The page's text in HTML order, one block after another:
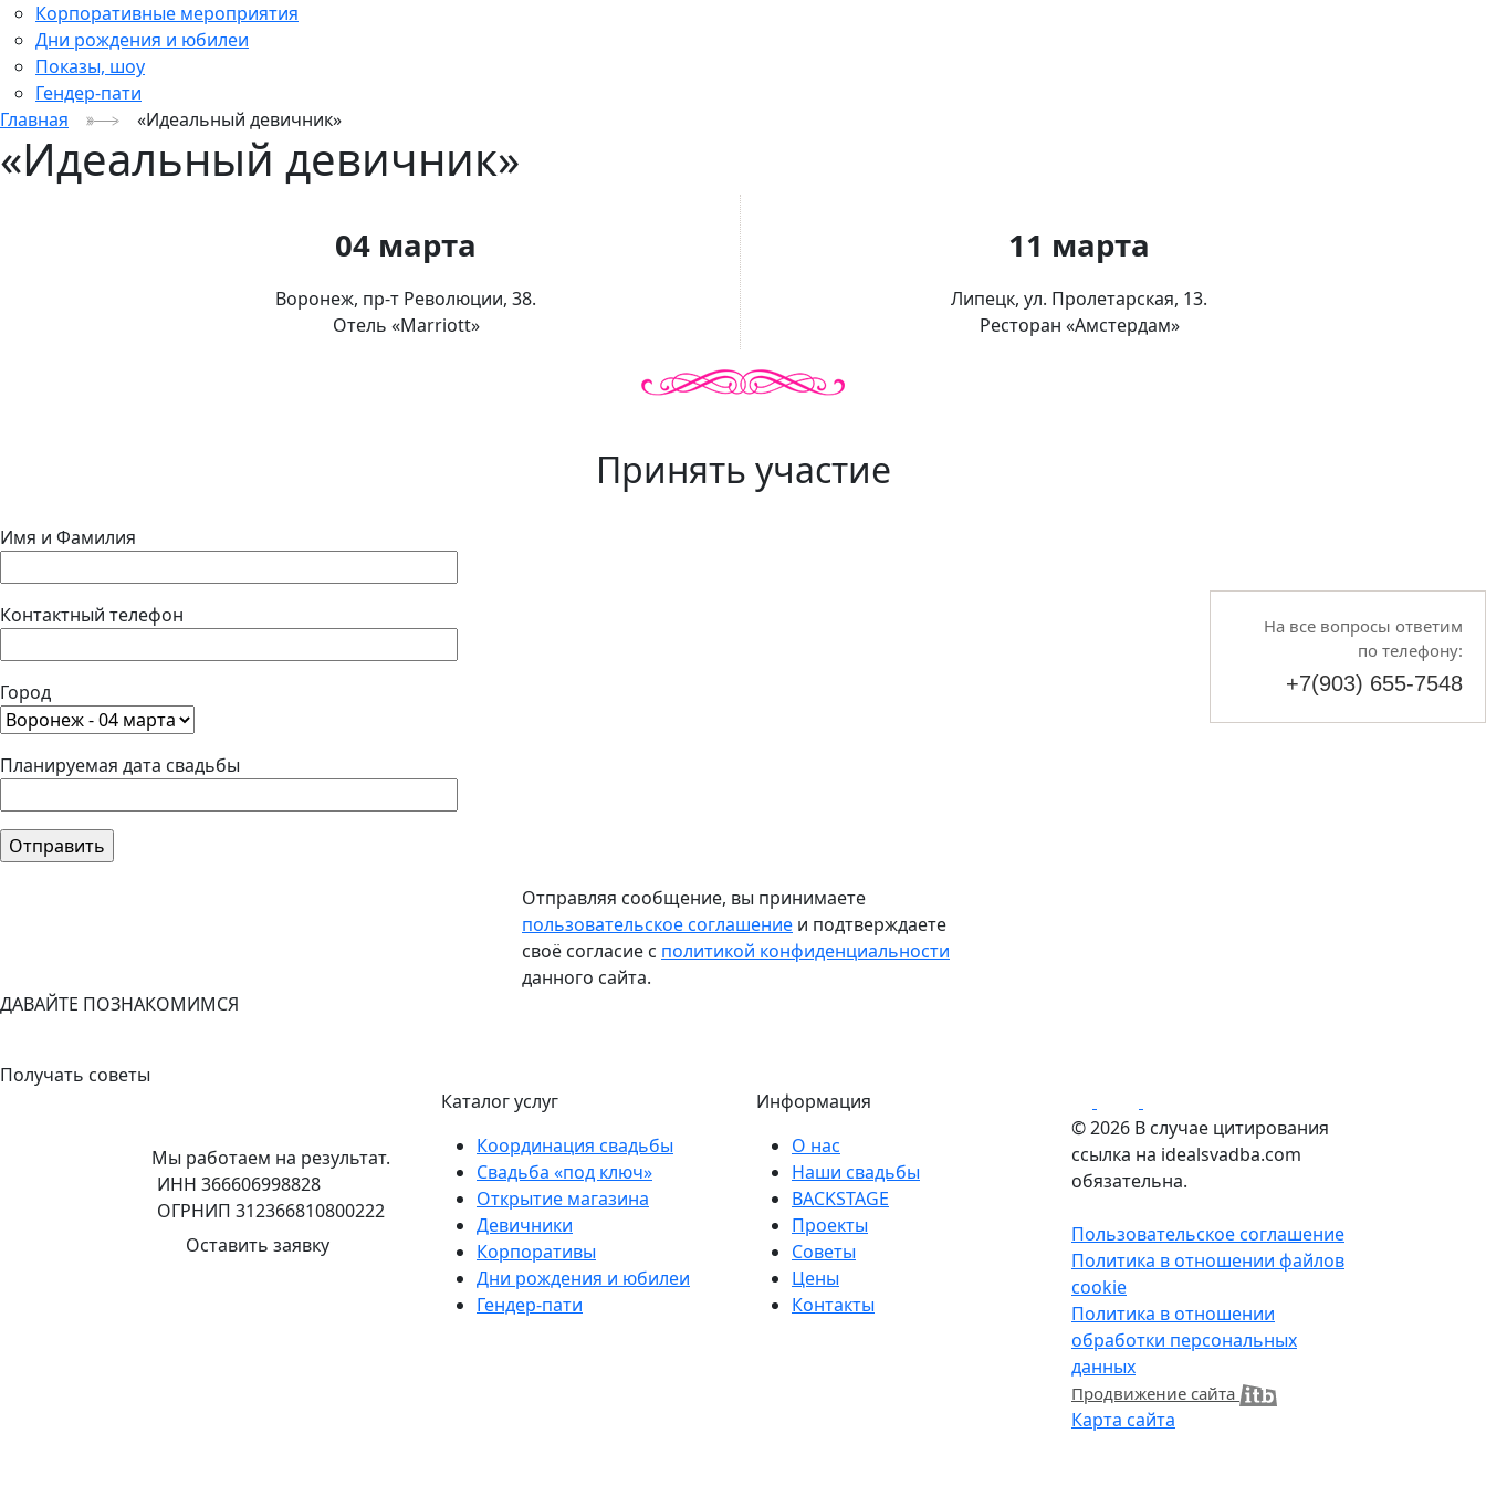
Корпоративные мероприятия
Дни рождения и юбилеи
Показы, шоу
Гендер-пати
Главная «Идеальный девичник»
«Идеальный девичник»
04 марта
Воронеж, пр-т Революции, 38.
Отель «Marriott»
11 марта
Липецк, ул. Пролетарская, 13.
Ресторан «Амстердам»
Принять участие
На все вопросы ответим
по телефону:
+7(903) 655-7548
Имя и Фамилия
Контактный телефон
Город
Планируемая дата свадьбы
Отправляя сообщение, вы принимаете
пользовательское соглашение и подтверждаете
своё согласие с политикой конфиденциальности
данного сайта.
ДАВАЙТЕ ПОЗНАКОМИМСЯ
Получать советы
Мы работаем на результат.
ИНН 366606998828
ОГРНИП 312366810800222
Оставить заявку
Каталог услуг
Координация свадьбы
Свадьба «под ключ»
Открытие магазина
Девичники
Корпоративы
Дни рождения и юбилеи
Гендер-пати
Информация
О нас
Наши свадьбы
BACKSTAGE
Проекты
Советы
Цены
Контакты
© 2026 В случае цитирования
ссылка на idealsvadba.com
обязательна.
Пользовательское соглашение
Политика в отношении файлов
cookie
Политика в отношении
обработки персональных
данных
Продвижение сайта
Карта сайта